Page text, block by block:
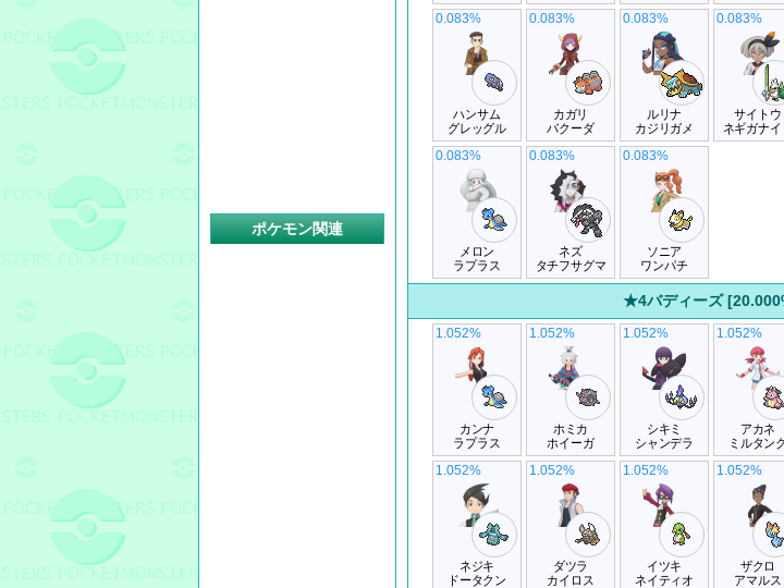
ハンサム
グレッグル
0.083%
カガリ
バクーダ
0.083%
ルリナ
カジリガメ
0.083%
サイトウ
ネギガナイ
0.083%
メロン
ラプラス
0.083%
ネズ
タチフサグマ
0.083%
ソニア
ワンパチ
0.083%
★4バディーズ
カンナ
ラプラス
1.052%
ホミカ
ホイーガ
1.052%
シキミ
シャンデラ
1.052%
アカネ
ミルタンク
1.052%
ネジキ
ドータクン
1.052%
ダツラ
カイロス
1.052%
イツキ
ネイティオ
1.052%
ザクロ
アマルス
1.052%
ポケモン関連